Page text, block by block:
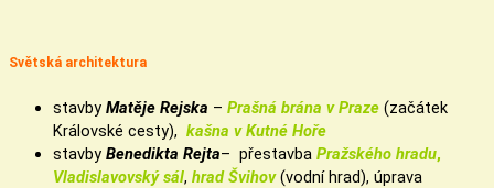
Světská architektura
stavby Matěje Rejska – Prašná brána v Praze (začátek
Královské cesty), kašna v Kutné Hoře
stavby Benedikta Rejta– přestavba Pražského hradu,
Vladislavovský sál, hrad Švihov(vodní hrad), úprava